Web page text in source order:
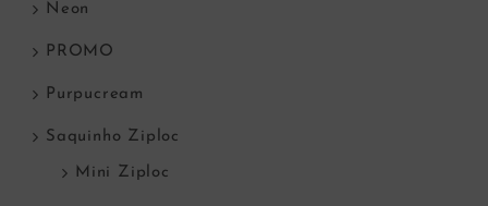
Neon
PROMO
Purpucream
Saquinho Ziploc
Mini Ziploc